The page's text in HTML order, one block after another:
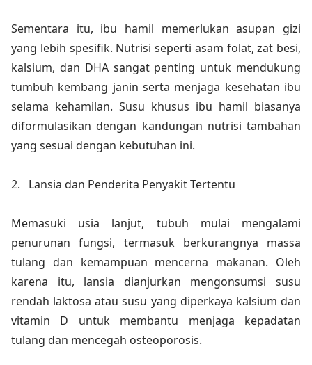
Sementara itu, ibu hamil memerlukan asupan gizi
yang lebih spesifik. Nutrisi seperti asam folat, zat besi,
kalsium, dan DHA sangat penting untuk mendukung
tumbuh kembang janin serta menjaga kesehatan ibu
selama kehamilan. Susu khusus ibu hamil biasanya
diformulasikan dengan kandungan nutrisi tambahan
yang sesuai dengan kebutuhan ini.
2. Lansia dan Penderita Penyakit Tertentu
Memasuki usia lanjut, tubuh mulai mengalami
penurunan fungsi, termasuk berkurangnya massa
tulang dan kemampuan mencerna makanan. Oleh
karena itu, lansia dianjurkan mengonsumsi susu
rendah laktosa atau susu yang diperkaya kalsium dan
vitamin D untuk membantu menjaga kepadatan
tulang dan mencegah osteoporosis.